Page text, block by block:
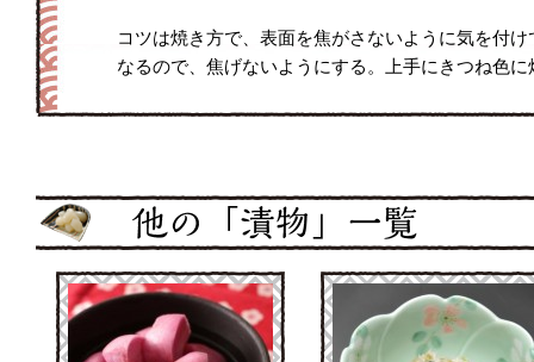
コツは焼き方で、表面を焦がさないように気を付
なるので、焦げないようにする。上手にきつね色